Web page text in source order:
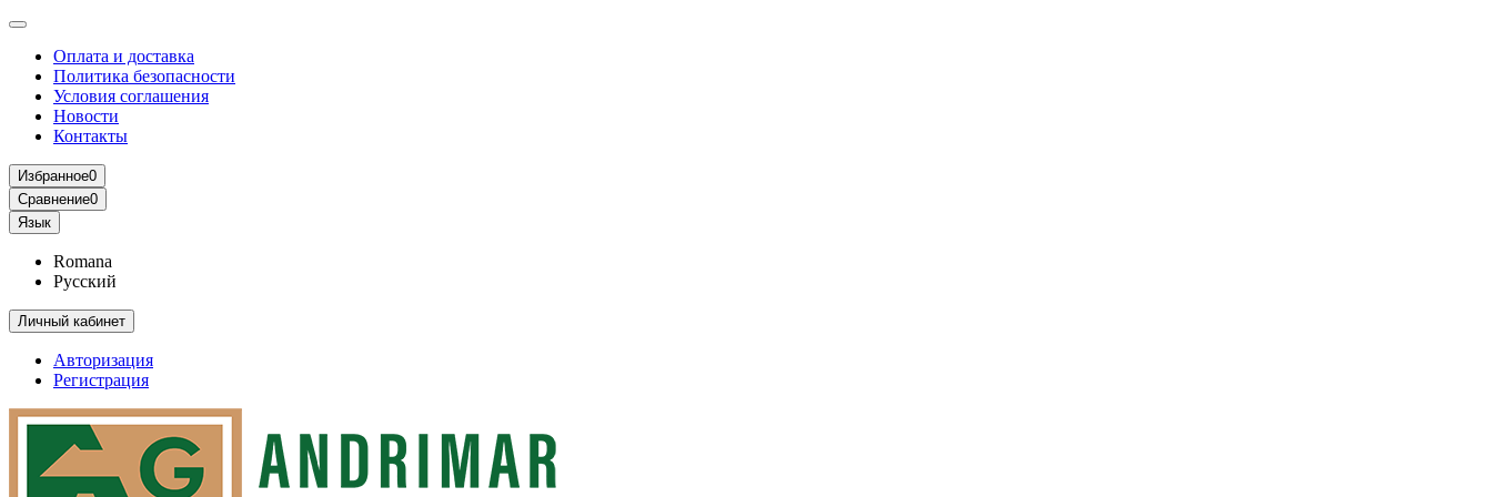
Оплата и доставка
Политика безопасности
Условия соглашения
Новости
Контакты
Избранное0
Сравнение0
Язык
Romana
Русский
Личный кабинет
Авторизация
Регистрация